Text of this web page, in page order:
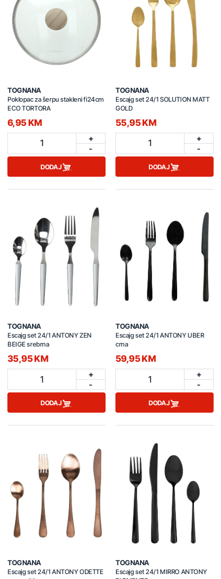
TOGNANA
Poklopac za šerpu stakleni fi24cm
ECO TORTORA
6,95 KM
1
+
-
DODAJ
TOGNANA
Escajg set 24/1 SOLUTION MATT
GOLD
55,95 KM
1
+
-
DODAJ
TOGNANA
Escajg set 24/1 ANTONY ZEN
BEIGE srebrna
35,95 KM
1
+
-
DODAJ
TOGNANA
Escajg set 24/1 ANTONY UBER
crna
59,95 KM
1
+
-
DODAJ
TOGNANA
Escajg set 24/1 ANTONY ODETTE
TOGNANA
Escajg set 24/1 MIRRO ANTONY